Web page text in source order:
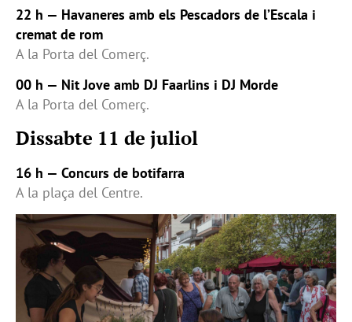
22 h — Havaneres amb els Pescadors de l’Escala i
cremat de rom
A la Porta del Comerç.
00 h — Nit Jove amb DJ Faarlins i DJ Morde
A la Porta del Comerç.
Dissabte 11 de juliol
16 h — Concurs de botifarra
A la plaça del Centre.